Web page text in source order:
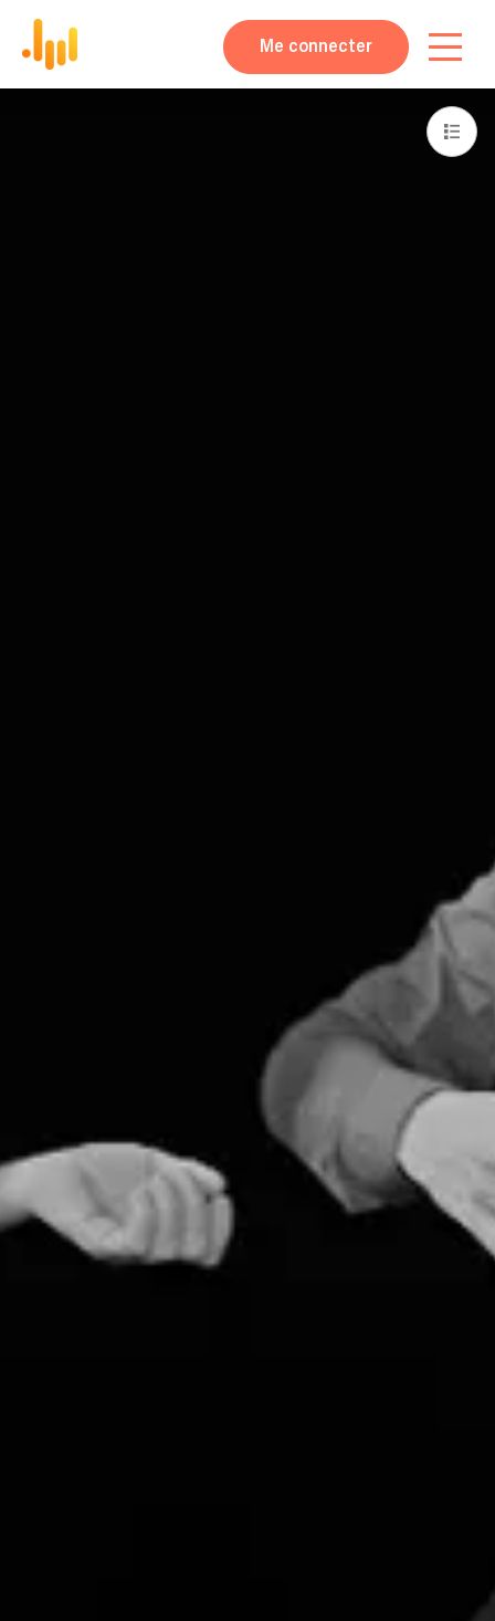
Me connecter